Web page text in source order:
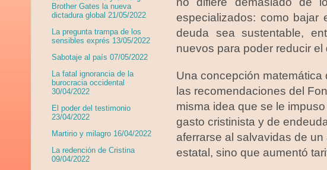
especializados: como
deuda sea sustentable,
nuevos para poder reducir el
Una concepción
las recomendaciones del
misma idea que se le
gasto cristinista y de
aferrarse al salvavidas de
estatal, sino que aumentó
Brother Gates la nueva
dictadura global 21/05/2022
La pregunta trampa de los
sensibles exprés 13/05/2022
Sabotaje al país 07/05/2022
La fatal ignorancia de la
burocracia occidental
30/04/2022
El poder del testimonio
23/04/2022
Martirio y milagro 16/04/2022
La redención de Cristina
09/04/2022